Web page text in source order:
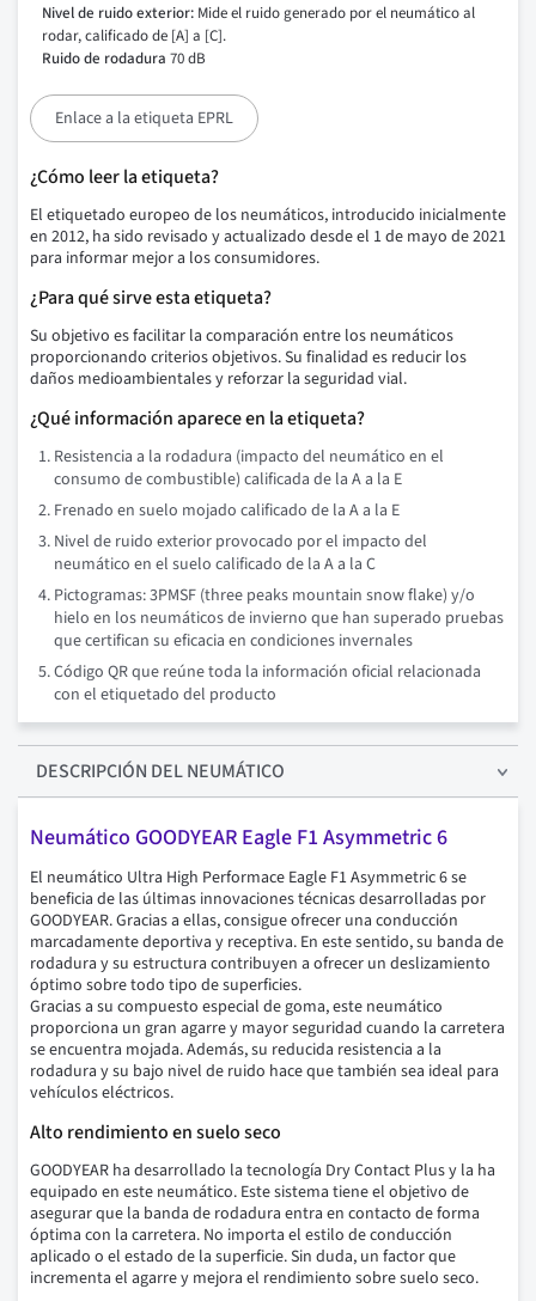
Nivel de ruido exterior: Mide el ruido generado por el neumático al
rodar, calificado de [A] a [C].
Ruido de rodadura 70 dB
Enlace a la etiqueta EPRL
¿Cómo leer la etiqueta?
El etiquetado europeo de los neumáticos, introducido inicialmente
en 2012, ha sido revisado y actualizado desde el 1 de mayo de 2021
para informar mejor a los consumidores.
¿Para qué sirve esta etiqueta?
Su objetivo es facilitar la comparación entre los neumáticos
proporcionando criterios objetivos. Su finalidad es reducir los
daños medioambientales y reforzar la seguridad vial.
¿Qué información aparece en la etiqueta?
Resistencia a la rodadura (impacto del neumático en el
consumo de combustible) calificada de la A a la E
Frenado en suelo mojado calificado de la A a la E
Nivel de ruido exterior provocado por el impacto del
neumático en el suelo calificado de la A a la C
Pictogramas: 3PMSF (three peaks mountain snow flake) y/o
hielo en los neumáticos de invierno que han superado pruebas
que certifican su eficacia en condiciones invernales
Código QR que reúne toda la información oficial relacionada
con el etiquetado del producto
DESCRIPCIÓN DEL NEUMÁTICO
Neumático GOODYEAR Eagle F1 Asymmetric 6
El neumático Ultra High Performace Eagle F1 Asymmetric 6 se
beneficia de las últimas innovaciones técnicas desarrolladas por
GOODYEAR. Gracias a ellas, consigue ofrecer una conducción
marcadamente deportiva y receptiva. En este sentido, su banda de
rodadura y su estructura contribuyen a ofrecer un deslizamiento
óptimo sobre todo tipo de superficies.
Gracias a su compuesto especial de goma, este neumático
proporciona un gran agarre y mayor seguridad cuando la carretera
se encuentra mojada. Además, su reducida resistencia a la
rodadura y su bajo nivel de ruido hace que también sea ideal para
vehículos eléctricos.
Alto rendimiento en suelo seco
GOODYEAR ha desarrollado la tecnología Dry Contact Plus y la ha
equipado en este neumático. Este sistema tiene el objetivo de
asegurar que la banda de rodadura entra en contacto de forma
óptima con la carretera. No importa el estilo de conducción
aplicado o el estado de la superficie. Sin duda, un factor que
incrementa el agarre y mejora el rendimiento sobre suelo seco.